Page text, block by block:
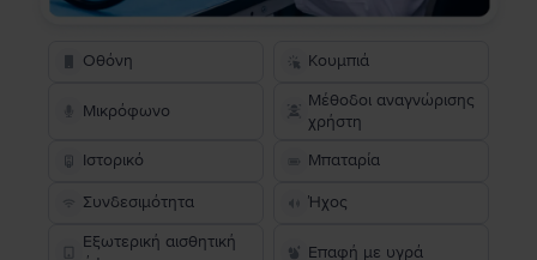
Οθόνη Κουμπιά
Μικρόφωνο
Μέθοδοι αναγνώρισης
χρήστη
Ιστορικό
Μπαταρία
Συνδεσιμότητα
Ήχος
Εξωτερική αισθητική
Επαφή με υγρά